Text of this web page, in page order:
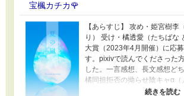
宝楓カチカ🌹
【あらすじ】 攻め・姫宮樹李
り） 受け・橘透愛（たちばな
大賞（2023年4月開催）に応
す。pixivで読んでくださった
した。一言感想、長文感想ど
橘同担拒否の拗らせ陰キャα（
青年）×姫宮に人生狂わされた